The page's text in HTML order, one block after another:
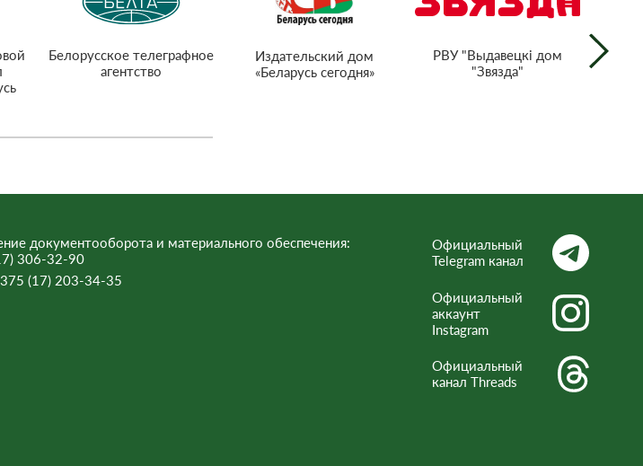
Белорусское телеграфное
агентство
Издательский дом
«Беларусь сегодня»
РВУ "Выдавецкі дом
"Звязда"
документооборота и материального обеспечения:
306-32-90
(17) 203-34-35
Официальный
Telegram канал
Официальный
аккаунт
Instagram
Официальный
канал Threads